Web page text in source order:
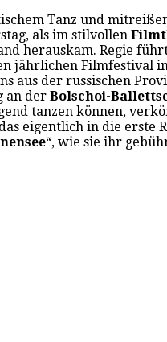
Tanz und
als im stilvollen
herauskam. Regie
jährlichen Filmfestival
aus der russischen
an der Bolschoi-
tanzen können,
eigentlich in die erste
“, wie sie ihr